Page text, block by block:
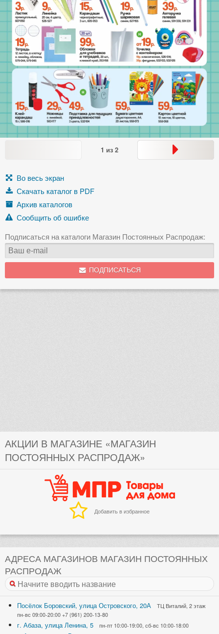
1 из 2
Во весь экран
Скачать каталог в PDF
Архив каталогов
Сообщить об ошибке
Подписаться на каталоги Магазин Постоянных Распродаж:
ПОДПИСАТЬСЯ
АКЦИИ В МАГАЗИНЕ «МАГАЗИН
ПОСТОЯННЫХ РАСПРОДАЖ»
Добавить в избранное
АДРЕСА МАГАЗИНОВ МАГАЗИН ПОСТОЯННЫХ
РАСПРОДАЖ
Посёлок Боровский, улица Островского, 20А
ТЦ Виталий, 2 этаж
пн-вс 09:00-20:00 +7 (961) 200-13-80
г. Абаза, улица Ленина, 5 пн-пт 10:00-19:00, сб-вс 10:00-18:00